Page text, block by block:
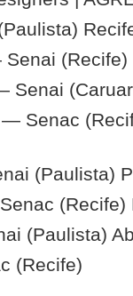
(Recife)
Senai
Senac
(Paulista)
(Recife)
(Paulista)
(Recife)